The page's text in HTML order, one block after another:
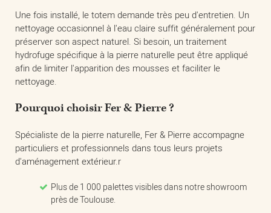
Une fois installé, le totem demande très peu d'entretien. Un
nettoyage occasionnel à l'eau claire suffit généralement pour
préserver son aspect naturel. Si besoin, un traitement
hydrofuge spécifique à la pierre naturelle peut être appliqué
afin de limiter l'apparition des mousses et faciliter le
nettoyage.
Pourquoi choisir Fer & Pierre ?
Spécialiste de la pierre naturelle, Fer & Pierre accompagne
particuliers et professionnels dans tous leurs projets
d'aménagement extérieur.r
Plus de 1 000 palettes visibles dans notre showroom
près de Toulouse.